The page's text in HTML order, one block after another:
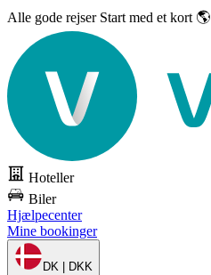
Alle gode rejser Start med et kort 🌎
Hoteller
Biler
Hjælpecenter
Mine bookinger
DK | DKK